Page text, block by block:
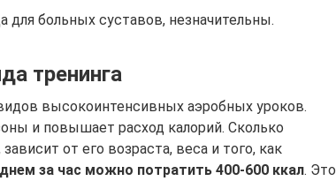
больных суставов, незначительны.
тренинга
высокоинтенсивных аэробных уроков.
и повышает расход калорий. Сколько
от его возраста, веса и того, как
за час можно потратить 400-600 ккал. Это